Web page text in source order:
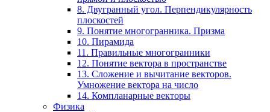
8. Двугранный угол. Перпендикулярность
плоскостей
9. Понятие многогранника. Призма
10. Пирамида
11. Правильные многогранники
12. Понятие вектора в пространстве
13. Сложение и вычитание векторов.
Умножение вектора на число
14. Компланарные векторы
Физика